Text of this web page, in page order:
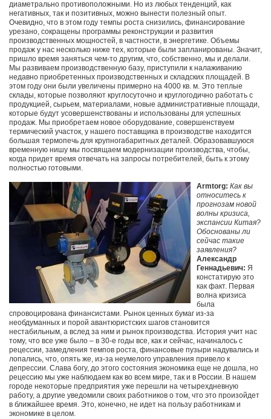
диаметрально противоположными. Но из любых тенденций, как
негативных, так и позитивных, можно вынести полезный опыт.
Очевидно, что в этом году темпы роста снизились, финансирование
урезано, сокращены программы реконструкции и развития
производственных мощностей, в частности, в энергетике. Объемы
продаж у нас несколько ниже тех, которые были запланированы. Значит,
пришло время заняться чем-то другим, что, собственно, мы и делали.
Мы развиваем производственную базу, приступили к налаживанию
недавно приобретенных производственных и складских площадей. В
этом году они были увеличены примерно на 4000 кв. м. Это теплые
склады, которые позволяют круглосуточно и круглогодично работать с
продукцией, сырьем, материалами, новые административные площади,
которые будут усовершенствованы и использованы для успешных
продаж. Мы приобретаем новое оборудование, совершенствуем
термический участок, у нашего поставщика в производстве находится
большая термопечь для крупногабаритных деталей. Образовавшуюся
временную нишу мы посвящаем модернизации производства, чтобы,
когда придет время отвечать на запросы потребителей, быть к этому
полностью готовыми.
Armtorg: Как вы
относитесь к
прогнозам новой
волны кризиса,
экспансии Китая?
Обоснованы ли
сейчас такие
заявления?
Александр
Геннадьевич: Я
констатирую это
как факт. Первая
волна кризиса
была
спровоцирована финансистами. Рынок ценных бумаг из-за
необдуманных и порой авантюристских шагов становится
нестабильным, а вслед за ним и рынок производства. История учит нас
тому, что все уже было – в 30-е годы все, как и сейчас, начиналось с
рецессии, замедления темпов роста, финансовые пузыри надувались и
лопались, что, опять же, из-за неумелого управления привело к
депрессии. Слава богу, до этого состояния экономика еще не дошла, но
рецессию мы уже наблюдаем как во всем мире, так и в России. В нашем
городе некоторые предприятия уже перешли на четырехдневную
работу, а другие уведомили своих работников о том, что это произойдет
в ближайшее время. Это, конечно, не идет на пользу работникам и
экономике в целом.